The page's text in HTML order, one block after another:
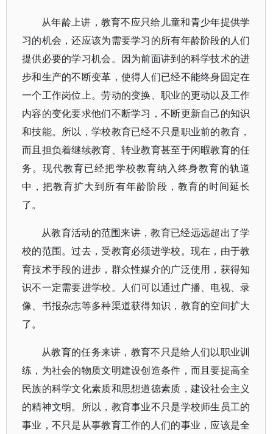
从年龄上讲，教育不应只给儿童和青少年提供学
习的机会，还应该为需要学习的所有年龄阶段的人们
提供必要的学习机会。因为前面讲到的科学技术的进
步和生产的不断变革，使得人们已经不能终身固定在
一个工作岗位上。劳动的变换、职业的更动以及工作
内容的变化要求他们不断学习，不断更新自己的知识
和技能。所以，学校教育已经不只是职业前的教育，
而且担负着继续教育、转业教育甚至于闲暇教育的任
务。现代教育已经把学校教育纳入终身教育的轨道
中，把教育扩大到所有年龄阶段，教育的时间延长
了。
从教育活动的范围来讲，教育已经远远超出了学
校的范围。过去，受教育必须进学校。现在，由于教
育技术手段的进步，群众性媒介的广泛使用，获得知
识不一定需要进学校。人们可以通过广播、电视、录
像、书报杂志等多种渠道获得知识，教育的空间扩大
了。
从教育的任务来讲，教育不只是给人们以职业训
练，为社会的物质文明建设创造条件，而且要提高全
民族的科学文化素质和思想道德素质，建设社会主义
的精神文明。所以，教育事业不只是学校师生员工的
事业，不只是从事教育工作的人们的事业，应该是全